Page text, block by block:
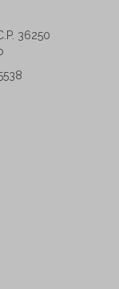
36250